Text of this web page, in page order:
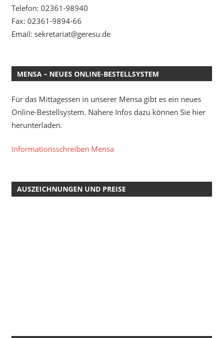
Telefon: 02361-98940
Fax: 02361-9894-66
Email: sekretariat@geresu.de
MENSA – NEUES ONLINE-BESTELLSYSTEM
Für das Mittagessen in unserer Mensa gibt es ein neues
Online-Bestellsystem. Nähere Infos dazu können Sie hier
herunterladen.
Informationsschreiben Mensa
AUSZEICHNUNGEN UND PREISE